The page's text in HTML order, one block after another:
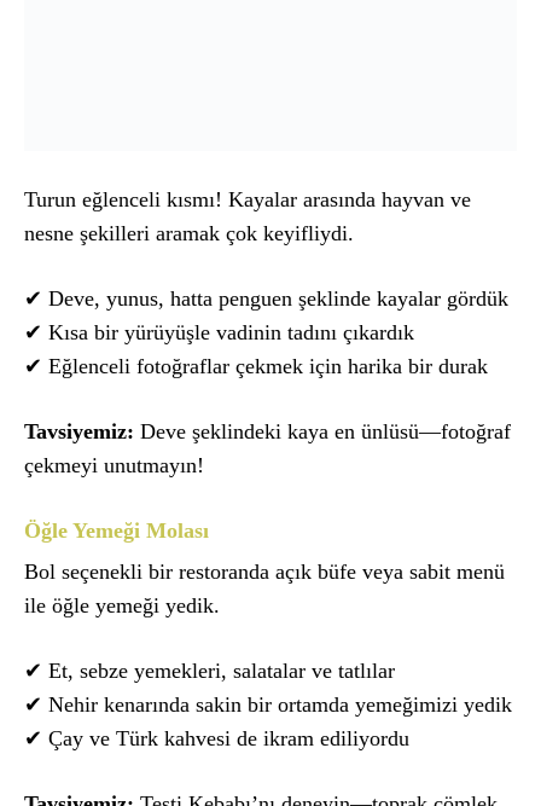
Turun eğlenceli kısmı! Kayalar arasında hayvan ve
nesne şekilleri aramak çok keyifliydi.
✔ Deve, yunus, hatta penguen şeklinde kayalar gördük
✔ Kısa bir yürüyüşle vadinin tadını çıkardık
✔ Eğlenceli fotoğraflar çekmek için harika bir durak
Tavsiyemiz: Deve şeklindeki kaya en ünlüsü—fotoğraf
çekmeyi unutmayın!
Öğle Yemeği Molası
Bol seçenekli bir restoranda açık büfe veya sabit menü
ile öğle yemeği yedik.
✔ Et, sebze yemekleri, salatalar ve tatlılar
✔ Nehir kenarında sakin bir ortamda yemeğimizi yedik
✔ Çay ve Türk kahvesi de ikram ediliyordu